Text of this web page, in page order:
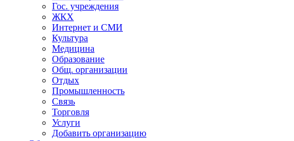
Гос. учреждения
ЖКХ
Интернет и СМИ
Культура
Медицина
Образование
Общ. организации
Отдых
Промышленность
Связь
Торговля
Услуги
Добавить организацию